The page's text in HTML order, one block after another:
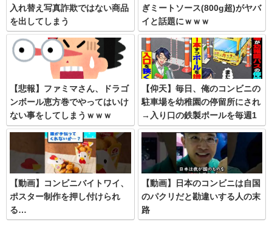
入れ替え写真詐欺ではない商品
を出してしまう
ぎミートソース(800g超)がヤバ
イと話題にｗｗｗ
【悲報】ファミマさん、ドラゴ
ンボール恵方巻でやってはいけ
ない事をしてしまうｗｗｗ
【仰天】毎日、俺のコンビニの
駐車場を幼稚園の停留所にされ
→入り口の鉄製ポールを毎週1
本ずつ増やし狭くすると…
【動画】コンビニバイトワイ、
ポスター制作を押し付けられ
る…
【動画】日本のコンビニは自国
のパクリだと勘違いする人の末
路